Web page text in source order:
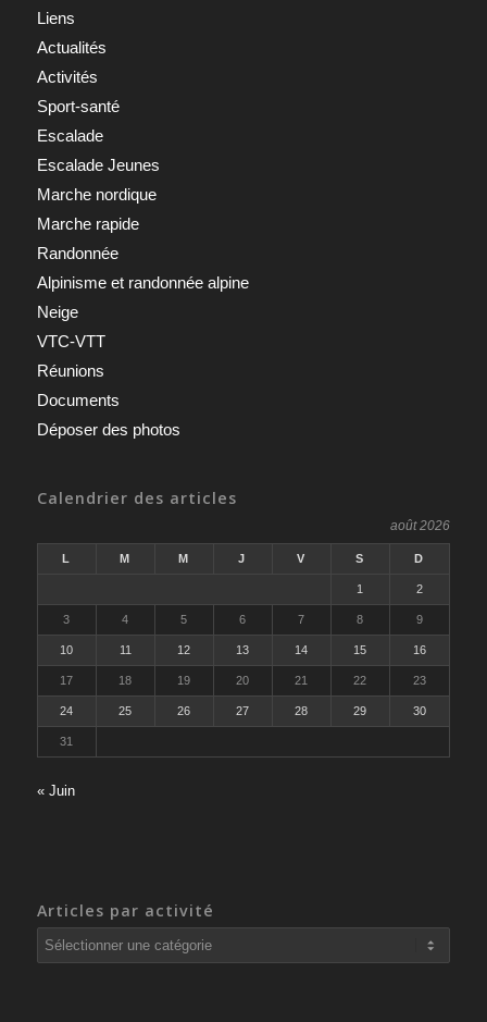
Liens
Actualités
Activités
Sport-santé
Escalade
Escalade Jeunes
Marche nordique
Marche rapide
Randonnée
Alpinisme et randonnée alpine
Neige
VTC-VTT
Réunions
Documents
Déposer des photos
Calendrier des articles
août 2026
L M M J V S D
1 2
3 4 5 6 7 8 9
10 11 12 13 14 15 16
17 18 19 20 21 22 23
24 25 26 27 28 29 30
31
« Juin
Articles par activité
Articles
par